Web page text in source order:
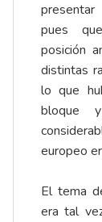
pues
posición
distintas
lo que
bloque
europeo
El tema
era tal